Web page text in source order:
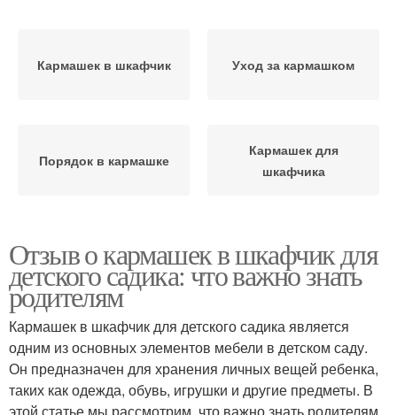
Кармашек в шкафчик Уход за кармашком
Порядок в кармашке
Кармашек для
шкафчика
Отзыв о кармашек в шкафчик для
детского садика: что важно знать
родителям
Кармашек в шкафчик для детского садика является
одним из основных элементов мебели в детском саду.
Он предназначен для хранения личных вещей ребенка,
таких как одежда, обувь, игрушки и другие предметы. В